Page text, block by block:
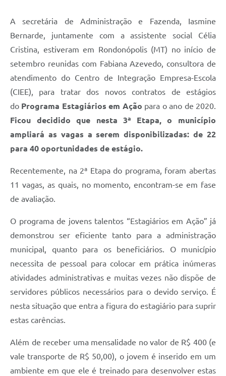
A secretária de Administração e Fazenda, Iasmine
Bernarde, juntamente com a assistente social Célia
Cristina, estiveram em Rondonópolis (MT) no início de
setembro reunidas com Fabiana Azevedo, consultora de
atendimento do Centro de Integração Empresa-Escola
(CIEE), para tratar dos novos contratos de estágios
do Programa Estagiários em Ação para o ano de 2020.
Ficou decidido que nesta 3ª Etapa, o município
ampliará as vagas a serem disponibilizadas: de 22
para 40 oportunidades de estágio.
Recentemente, na 2ª Etapa do programa, foram abertas
11 vagas, as quais, no momento, encontram-se em fase
de avaliação.
O programa de jovens talentos “Estagiários em Ação” já
demonstrou ser eficiente tanto para a administração
municipal, quanto para os beneficiários. O município
necessita de pessoal para colocar em prática inúmeras
atividades administrativas e muitas vezes não dispõe de
servidores públicos necessários para o devido serviço. É
nesta situação que entra a figura do estagiário para suprir
estas carências.
Além de receber uma mensalidade no valor de R$ 400 (e
vale transporte de R$ 50,00), o jovem é inserido em um
ambiente em que ele é treinado para desenvolver estas